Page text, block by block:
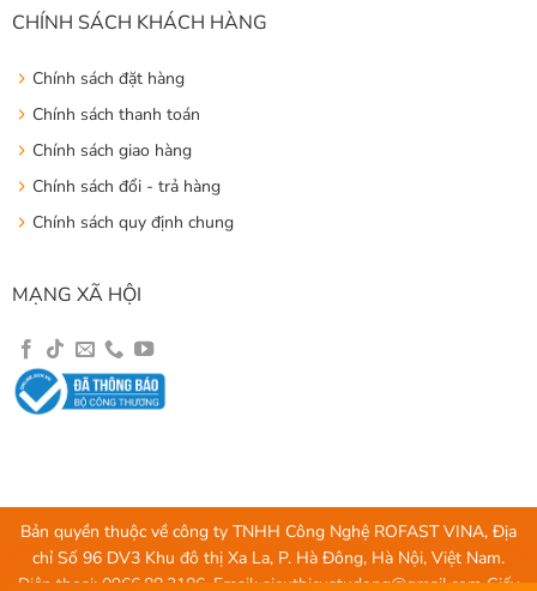
CHÍNH SÁCH KHÁCH HÀNG
Chính sách đặt hàng
Chính sách thanh toán
Chính sách giao hàng
Chính sách đổi - trả hàng
Chính sách quy định chung
MẠNG XÃ HỘI
Bản quyền thuộc về công ty TNHH Công Nghệ ROFAST VINA, Địa
chỉ Số 96 DV3 Khu đô thị Xa La, P. Hà Đông, Hà Nội, Việt Nam.
Điện thoại: 0966.88.3186, Email: sieuthicuatudong@gmail.comGiấy